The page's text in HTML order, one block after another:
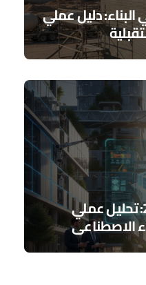
البناء: دليل عملي
مستقبل البيم في 2026: تحليل عملي
الاصطناعي